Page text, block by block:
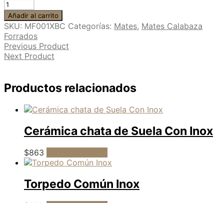
Añadir al carrito
SKU: MF001XBC Categorías: Mates, Mates Calabaza
Forrados
Previous Product
Next Product
Productos relacionados
Cerámica chata de Suela Con Inox
$863
Torpedo Común Inox